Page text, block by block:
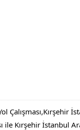
Çalışması,Kırşehir
Kırşehir İstanbul